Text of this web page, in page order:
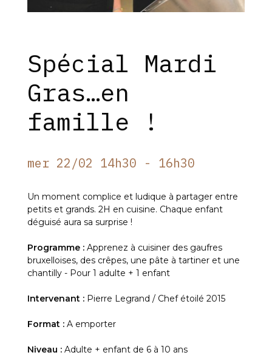
Spécial Mardi
Gras…en
famille !
mer 22/02 14h30 - 16h30
Un moment complice et ludique à partager entre
petits et grands. 2H en cuisine. Chaque enfant
déguisé aura sa surprise !
Programme : Apprenez à cuisiner des gaufres
bruxelloises, des crêpes, une pâte à tartiner et une
chantilly - Pour 1 adulte + 1 enfant
Intervenant : Pierre Legrand / Chef étoilé 2015
Format : A emporter
Niveau : Adulte + enfant de 6 à 10 ans